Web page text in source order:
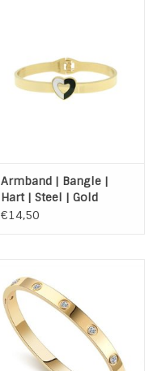
Armband | Bangle |
Hart | Steel | Gold
€14,50